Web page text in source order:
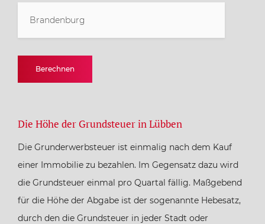
Brandenburg
Baden-Württemberg
Berlin
Brandenburg
Bremen
Berechnen
Die Höhe der Grundsteuer in Lübben
Die Grunderwerbsteuer ist einmalig nach dem Kauf
einer Immobilie zu bezahlen. Im Gegensatz dazu wird
die Grundsteuer einmal pro Quartal fällig. Maßgebend
für die Höhe der Abgabe ist der sogenannte Hebesatz,
durch den die Grundsteuer in jeder Stadt oder